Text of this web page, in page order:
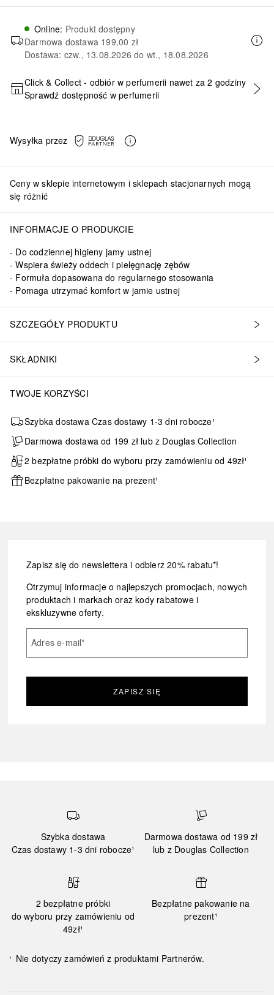
Online: Produkt dostępny
Darmowa dostawa 199,00 zł
Dostawa: czw., 13.08.2026 do wt., 18.08.2026
DODAJ DO KOSZYKA
Click & Collect - odbiór w perfumerii nawet za 2 godziny
Sprawdź dostępność w perfumerii
Wysyłka przez
Ceny w sklepie internetowym i sklepach stacjonarnych mogą
się różnić
INFORMACJE O PRODUKCIE
Do codziennej higieny jamy ustnej
Wspiera świeży oddech i pielęgnację zębów
Formuła dopasowana do regularnego stosowania
Pomaga utrzymać komfort w jamie ustnej
SZCZEGÓŁY PRODUKTU
SKŁADNIKI
TWOJE KORZYŚCI
Szybka dostawa Czas dostawy 1-3 dni robocze¹
Darmowa dostawa od 199 zł lub z Douglas Collection
2 bezpłatne próbki do wyboru przy zamówieniu od 49zł¹
Bezpłatne pakowanie na prezent¹
Zapisz się do newslettera i odbierz 20% rabatu*!
Otrzymuj informacje o najlepszych promocjach, nowych
produktach i markach oraz kody rabatowe i
ekskluzywne oferty.
Adres e-mail*
ZAPISZ SIĘ
Szybka dostawa
Czas dostawy 1-3 dni robocze¹
Darmowa dostawa od 199 zł
lub z Douglas Collection
2 bezpłatne próbki
do wyboru przy zamówieniu od
49zł¹
Bezpłatne pakowanie na
prezent¹
¹ Nie dotyczy zamówień z produktami Partnerów.